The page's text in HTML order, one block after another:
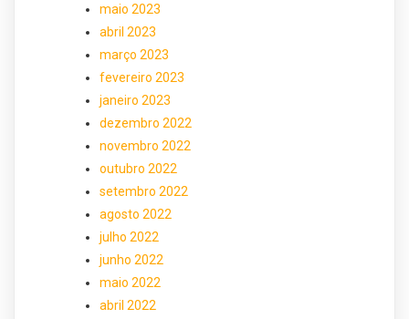
maio 2023
abril 2023
março 2023
fevereiro 2023
janeiro 2023
dezembro 2022
novembro 2022
outubro 2022
setembro 2022
agosto 2022
julho 2022
junho 2022
maio 2022
abril 2022